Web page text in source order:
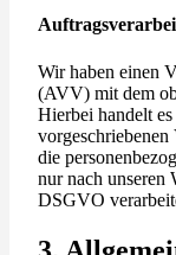
Wir haben einen
(AVV) mit dem
Hierbei handelt
vorgeschriebenen
die
nur nach unseren
DSGVO